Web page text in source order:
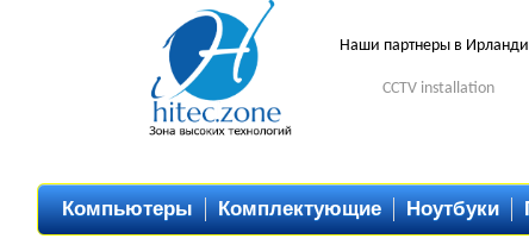
Наши партнеры в
CCTV installation
Компьютеры Комплектующие Ноутбуки